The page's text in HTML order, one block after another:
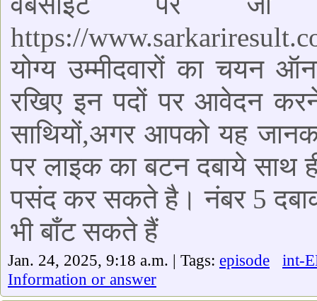
https://
योग्य उम्मीदवारों का चयन
रखिए इन पदों पर आवेदन
साथियों,अगर आपको यह
पर लाइक का बटन दबाये साथ
पसंद कर सकते है। नंबर 5
भी बाँट सकते हैं
Jan. 24, 2025, 9:18 a.m. | Tags: episode
int-
Information or answer